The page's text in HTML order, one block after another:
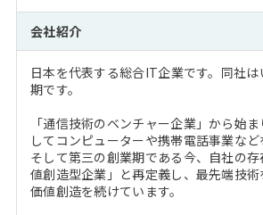
会社紹介
日本を代表する総合IT企業です。同社
期です。
「通信技術のベンチャー企業」から始
してコンピューターや携帯電話事業など
そして第三の創業期である今、自社の
値創造型企業」と再定義し、最先端技
価値創造を続けています。